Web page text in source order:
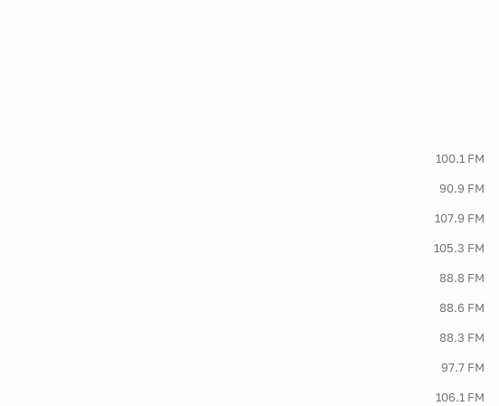
100.1 FM
90.9 FM
107.9 FM
105.3 FM
88.8 FM
88.6 FM
88.3 FM
97.7 FM
106.1 FM